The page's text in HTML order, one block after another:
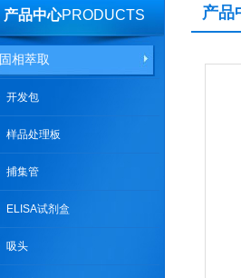
产品中心PRODUCTS
固相萃取
开发包
样品处理板
捕集管
ELISA试剂盒
吸头
产品